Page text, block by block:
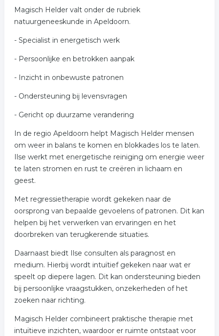
Magisch Helder valt onder de rubriek
natuurgeneeskunde in Apeldoorn.
- Specialist in energetisch werk
- Persoonlijke en betrokken aanpak
- Inzicht in onbewuste patronen
- Ondersteuning bij levensvragen
- Gericht op duurzame verandering
In de regio Apeldoorn helpt Magisch Helder mensen
om weer in balans te komen en blokkades los te laten.
Ilse werkt met energetische reiniging om energie weer
te laten stromen en rust te creëren in lichaam en
geest.
Met regressietherapie wordt gekeken naar de
oorsprong van bepaalde gevoelens of patronen. Dit kan
helpen bij het verwerken van ervaringen en het
doorbreken van terugkerende situaties.
Daarnaast biedt Ilse consulten als paragnost en
medium. Hierbij wordt intuïtief gekeken naar wat er
speelt op diepere lagen. Dit kan ondersteuning bieden
bij persoonlijke vraagstukken, onzekerheden of het
zoeken naar richting.
Magisch Helder combineert praktische therapie met
intuïtieve inzichten, waardoor er ruimte ontstaat voor